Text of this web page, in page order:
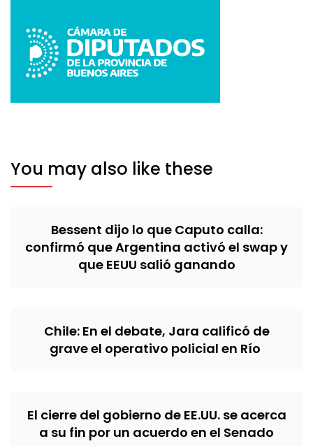
You may also like these
Bessent dijo lo que Caputo calla:
confirmó que Argentina activó el swap y
que EEUU salió ganando
Chile: En el debate, Jara calificó de
grave el operativo policial en Río
El cierre del gobierno de EE.UU. se acerca
a su fin por un acuerdo en el Senado